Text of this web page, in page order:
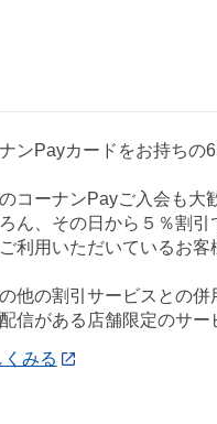
ンPayカードをお持ちの
コーナンPayご入会も大
ん、その日から５％割引
利用いただいているお
他の割引サービスとの併
信がある店舗限定のサー
くみる